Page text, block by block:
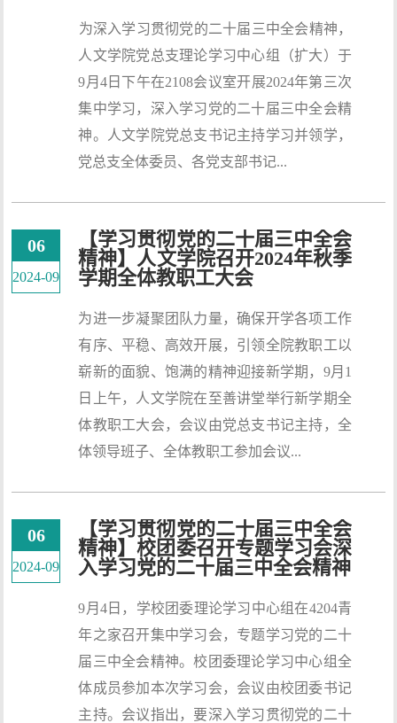
​为深入学习贯彻党的二十届三中全会精神，
人文学院党总支理论学习中心组（扩大）于
9月4日下午在2108会议室开展2024年第三次
集中学习，深入学习党的二十届三中全会精
神。人文学院党总支书记主持学习并领学，
党总支全体委员、各党支部书记...
06
2024-09
【学习贯彻党的二十届三中全会
精神】人文学院召开2024年秋季
学期全体教职工大会
为进一步凝聚团队力量，确保开学各项工作
有序、平稳、高效开展，引领全院教职工以
崭新的面貌、饱满的精神迎接新学期，9月1
日上午，人文学院在至善讲堂举行新学期全
体教职工大会，会议由党总支书记主持，全
体领导班子、全体教职工参加会议...
06
2024-09
【学习贯彻党的二十届三中全会
精神】校团委召开专题学习会深
入学习党的二十届三中全会精神
9月4日，学校团委理论学习中心组在4204青
年之家召开集中学习会，专题学习党的二十
届三中全会精神。校团委理论学习中心组全
体成员参加本次学习会，会议由校团委书记
主持。会议指出，要深入学习贯彻党的二十